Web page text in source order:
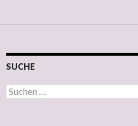
SUCHE
Suchen nach: